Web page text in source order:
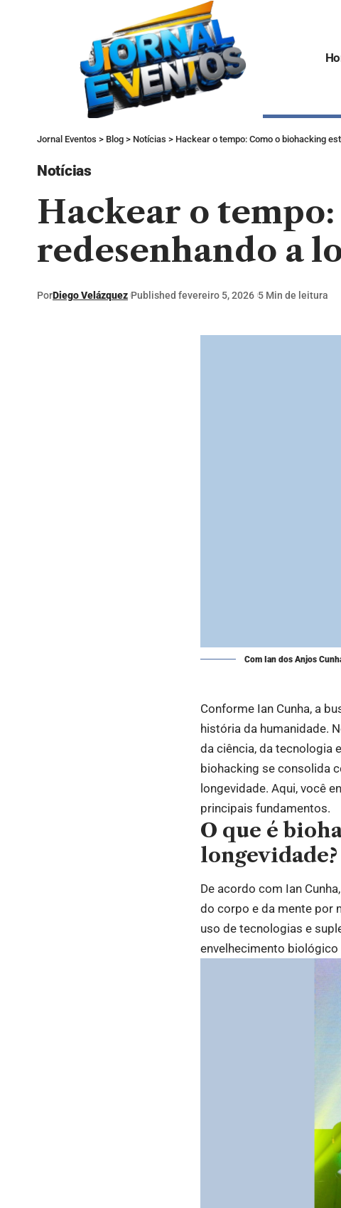
Jornal Eventos > Blog > Notícias > Hackear o tempo: Como o biohacking
Notícias
Hackear o
redesenhando a
PorDiego Velázquez Published fevereiro 5, 2026 5 Min de leitura
Com Ian dos Anjos
Conforme Ian Cunha, a
história da humanidade.
da ciência, da tecnologia
biohacking se consolida
longevidade. Aqui, você
principais fundamentos.
O que é
longevidade?
De acordo com Ian
do corpo e da mente por
uso de tecnologias e
envelhecimento